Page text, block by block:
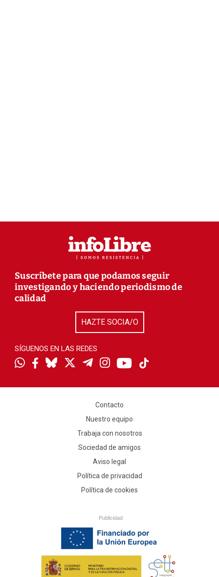
Suscríbete para que podamos seguir
investigando y haciendo periodismo de
calidad
HAZTE SOCIA/O
SÍGUENOS EN LAS REDES
Contacto
Nuestro equipo
Trabaja con nosotros
Sociedad de amigos
Aviso legal
Política de privacidad
Política de cookies
Publicidad